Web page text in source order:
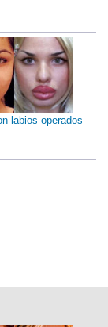
labios operados